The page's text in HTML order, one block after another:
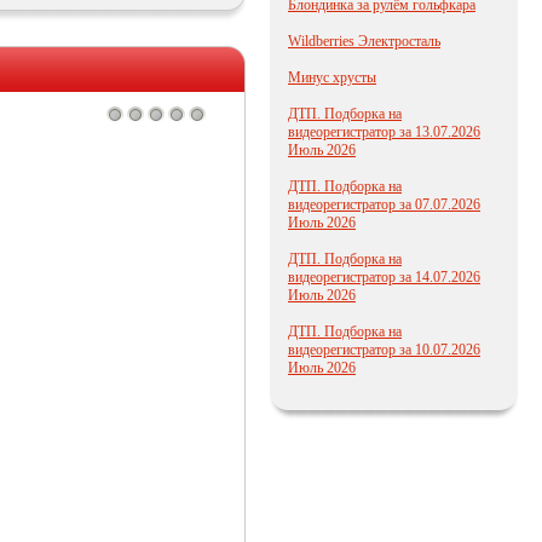
Блондинка за рулём гольфкара
Wildberries Электросталь
Минус хрусты
ДТП. Подборка на
видеорегистратор за 13.07.2026
Июль 2026
ДТП. Подборка на
видеорегистратор за 07.07.2026
Июль 2026
ДТП. Подборка на
видеорегистратор за 14.07.2026
Июль 2026
ДТП. Подборка на
видеорегистратор за 10.07.2026
Июль 2026